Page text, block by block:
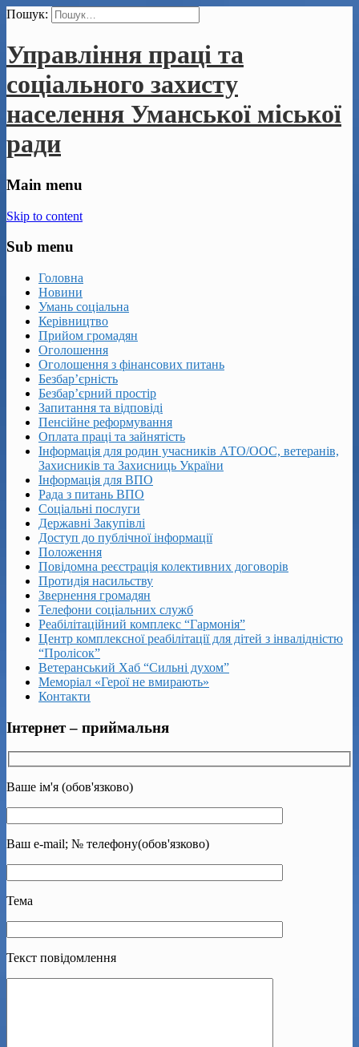
Пошук:
Управління праці та
соціального захисту
населення Уманської міської
ради
Main menu
Skip to content
Sub menu
Головна
Новини
Умань соціальна
Керівництво
Прийом громадян
Оголошення
Оголошення з фінансових питань
Безбар’єрність
Безбар’єрний простір
Запитання та відповіді
Пенсійне реформування
Оплата праці та зайнятість
Інформація для родин учасників АТО/ООС, ветеранів,
Захисників та Захисниць України
Інформація для ВПО
Рада з питань ВПО
Соціальні послуги
Державні Закупівлі
Доступ до публічної інформації
Положення
Повідомна реєстрація колективних договорів
Протидія насильству
Звернення громадян
Телефони соціальних служб
Реабілітаційний комплекс “Гармонія”
Центр комплексної реабілітації для дітей з інвалідністю
“Пролісок”
Ветеранський Хаб “Сильні духом”
Меморіал «Герої не вмирають»
Контакти
Інтернет – приймальня
Ваше ім'я (обов'язково)
Ваш e-mail; № телефону(обов'язково)
Тема
Текст повідомлення